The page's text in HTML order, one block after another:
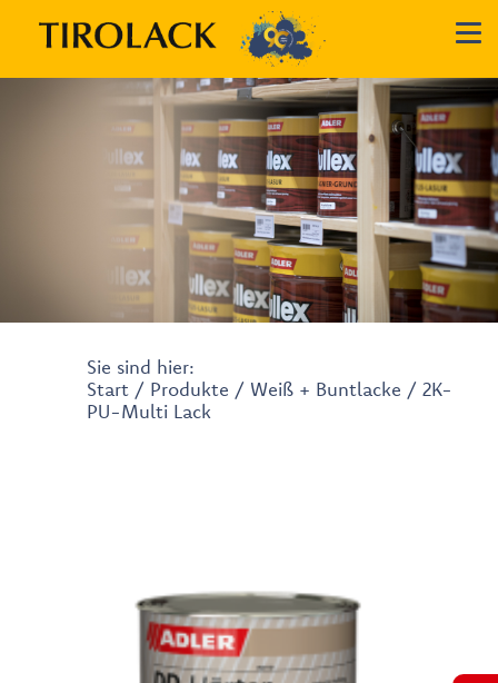
Sie sind hier:
Start/ Produkte / Weiß + Buntlacke / 2K-
PU-Multi Lack